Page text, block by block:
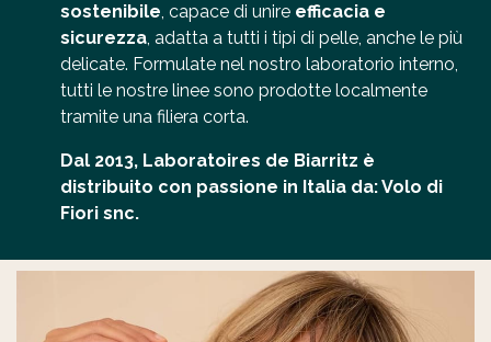
sostenibile, capace di unire efficacia e
sicurezza, adatta a tutti i tipi di pelle, anche le più
delicate. Formulate nel nostro laboratorio interno,
tutti le nostre linee sono prodotte localmente
tramite una filiera corta.
Dal 2013, Laboratoires de Biarritz è
distribuito con passione in Italia da: Volo di
Fiori snc.